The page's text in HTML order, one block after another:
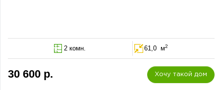
2 комн. 61,0 м2
30 600 р. Хочу такой дом